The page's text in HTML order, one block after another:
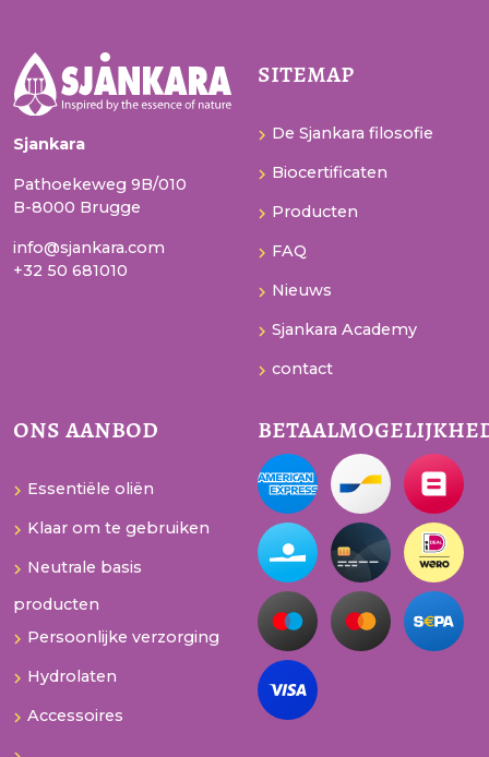
Sjankara
Pathoekeweg 9B/010
B-8000 Brugge
info@sjankara.com
+32 50 681010
sitemap
De Sjankara filosofie
Biocertificaten
Producten
FAQ
Nieuws
Sjankara Academy
contact
ons aanbod
Essentiële oliën
Klaar om te gebruiken
Neutrale basis
producten
Persoonlijke verzorging
Hydrolaten
Accessoires